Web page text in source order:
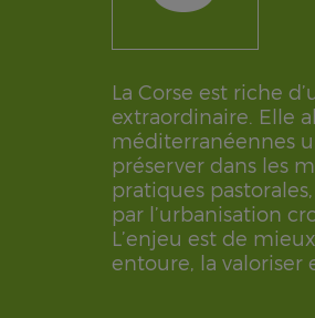
La Corse est riche
extraordinaire. Elle
méditerranéennes
préserver dans les
pratiques
par l’urbanisation
L’enjeu est de
entoure, la valoriser